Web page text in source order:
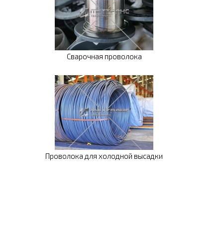
Сварочная проволока
Проволока для холодной высадки